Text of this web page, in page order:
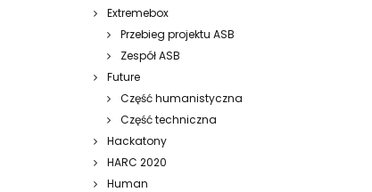
Extremebox
Przebieg projektu ASB
Zespół ASB
Future
Część humanistyczna
Część techniczna
Hackatony
HARC 2020
Human